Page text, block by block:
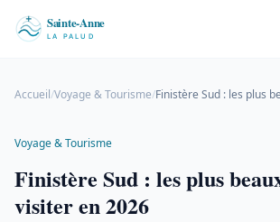
Accueil/Voyage & Tourisme/
Voyage & Tourisme
Finistère Sud : les plus
visiter en 2026